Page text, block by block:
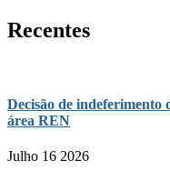
Recentes
Decisão de indeferimento
área REN
Julho 16 2026